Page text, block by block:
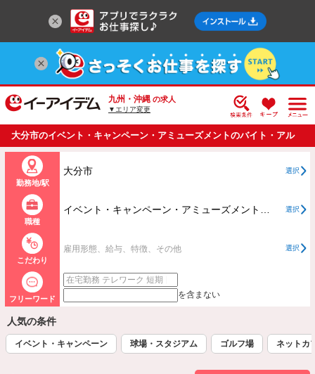
九州・沖縄 の求人
▼エリア変更
大分市のイベント・キャンペーン・アミューズメントのバイト・アル
バイト・パートの求人情報一覧
勤務地/駅
大分市 選択
職種
選択
こだわり
雇用形態、給与、特徴、その他 選択
フリーワード を含まない
人気の条件
イベント・キャンペーン 球場・スタジアム ゴルフ場 ネットカ